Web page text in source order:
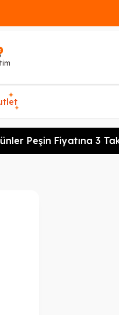
✦
✦
Peşin Fiyatına 3